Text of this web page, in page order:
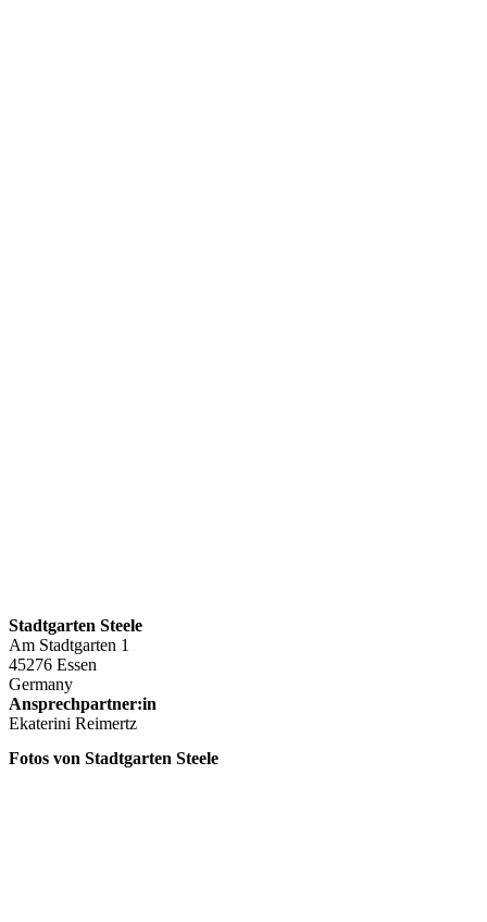
Stadtgarten Steele
Am Stadtgarten 1
45276 Essen
Germany
Ansprechpartner:in
Ekaterini Reimertz
Fotos von Stadtgarten Steele